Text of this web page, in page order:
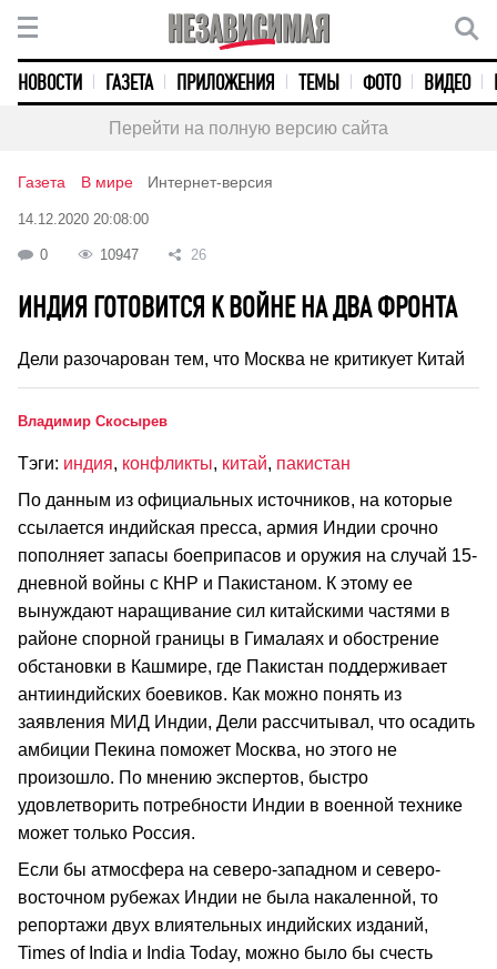
НОВОСТИ ГАЗЕТА ПРИЛОЖЕНИЯ ТЕМЫ ФОТО ВИДЕО
Перейти на полную версию сайта
Газета В мире Интернет-версия
14.12.2020 20:08:00
0 10947 26
ИНДИЯ ГОТОВИТСЯ К ВОЙНЕ НА ДВА ФРОНТА
Дели разочарован тем, что Москва не критикует Китай
Владимир Скосырев
Тэги: индия, конфликты, китай, пакистан
По данным из официальных источников, на которые
ссылается индийская пресса, армия Индии срочно
пополняет запасы боеприпасов и оружия на случай 15-
дневной войны с КНР и Пакистаном. К этому ее
вынуждают наращивание сил китайскими частями в
районе спорной границы в Гималаях и обострение
обстановки в Кашмире, где Пакистан поддерживает
антииндийских боевиков. Как можно понять из
заявления МИД Индии, Дели рассчитывал, что осадить
амбиции Пекина поможет Москва, но этого не
произошло. По мнению экспертов, быстро
удовлетворить потребности Индии в военной технике
может только Россия.
Если бы атмосфера на северо-западном и северо-
восточном рубежах Индии не была накаленной, то
репортажи двух влиятельных индийских изданий,
Times of India и India Today, можно было бы счесть